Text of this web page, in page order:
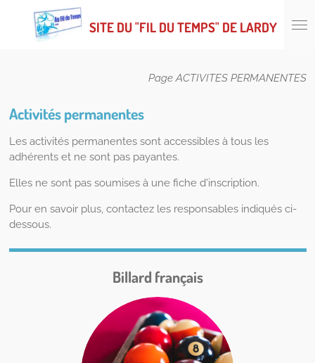
Passer
contenu
SITE DU "FIL DU TEMPS" DE LARDY
Page ACTIVITES PERMANENTES
Activités permanentes
Les activités permanentes sont accessibles à tous les
adhérents et ne sont pas payantes.
Elles ne sont pas soumises à une fiche d'inscription.
Pour en savoir plus, contactez les responsables indiqués ci-
dessous.
Billard français